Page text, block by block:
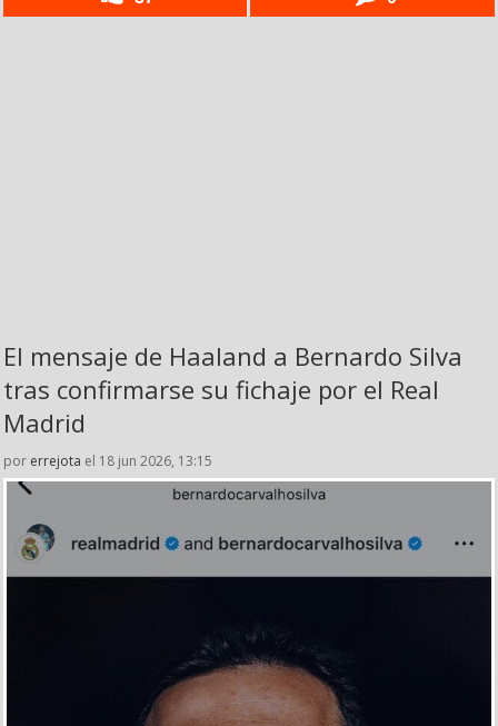
El mensaje de Haaland a Bernardo Silva
tras confirmarse su fichaje por el Real
Madrid
por errejota el 18 jun 2026, 13:15